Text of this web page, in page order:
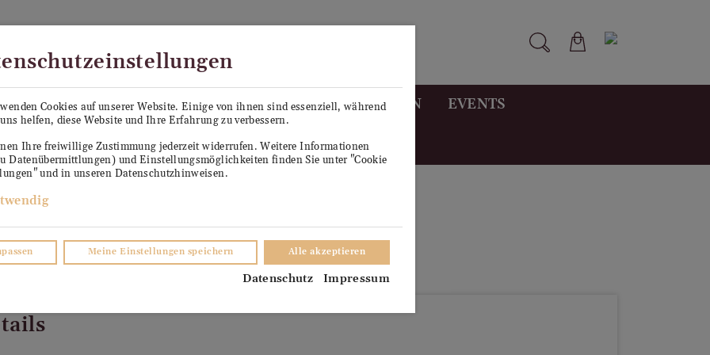
SEPP KÜHLANHÄNGER ANTON VERKOSTUNGEN EVENTS
Cookies auf unserer Website. Einige von ihnen sind essenziell, während
helfen, diese Website und Ihre Erfahrung zu verbessern.
Ihre freiwillige Zustimmung jederzeit widerrufen. Weitere Informationen
Datenübermittlungen) und Einstellungsmöglichkeiten finden Sie unter "Cookie
und in unseren Datenschutzhinweisen.
Meine Einstellungen speichern Alle akzeptieren
Datenschutz Impressum